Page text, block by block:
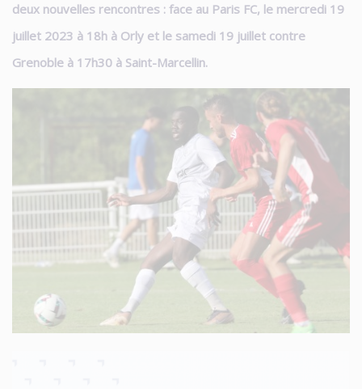
deux nouvelles rencontres : face au Paris FC, le mercredi 19
juillet 2023 à 18h à Orly et le samedi 19 juillet contre
Grenoble à 17h30 à Saint-Marcellin.